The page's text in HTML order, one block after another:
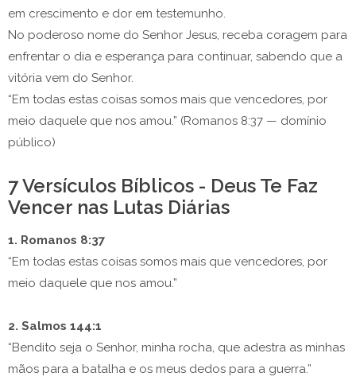
em crescimento e dor em testemunho.
No poderoso nome do Senhor Jesus, receba coragem para
enfrentar o dia e esperança para continuar, sabendo que a
vitória vem do Senhor.
“Em todas estas coisas somos mais que vencedores, por
meio daquele que nos amou.” (Romanos 8:37 — domínio
público)
7 Versículos Bíblicos - Deus Te Faz
Vencer nas Lutas Diárias
1. Romanos 8:37
“Em todas estas coisas somos mais que vencedores, por
meio daquele que nos amou.”
2. Salmos 144:1
“Bendito seja o Senhor, minha rocha, que adestra as minhas
mãos para a batalha e os meus dedos para a guerra.”